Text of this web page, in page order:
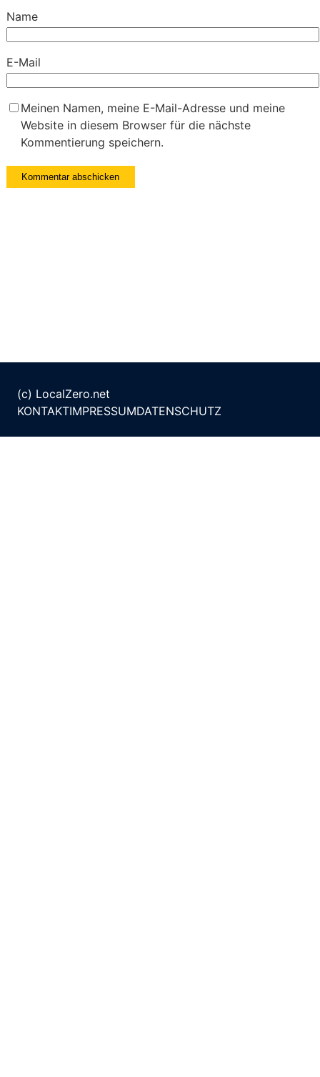
Name
E-Mail
Meinen Namen, meine E-Mail-Adresse und meine
Website in diesem Browser für die nächste
Kommentierung speichern.
(c) LocalZero.net
KONTAKTIMPRESSUMDATENSCHUTZ